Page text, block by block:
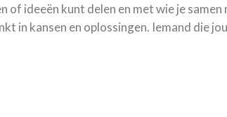
of ideeën kunt delen en met wie je samen
in kansen en oplossingen. Iemand die